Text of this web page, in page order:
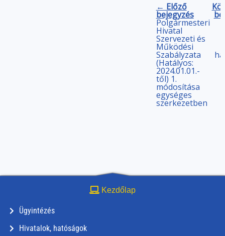
← Előző
bejegyzés
Polgármesteri
Hivatal
Szervezeti és
Működési
Szabályzata
(Hatályos:
2024.01.01.-
től) 1.
módosítása
egységes
szerkezetben
Kezdőlap
Ügyintézés
Hivatalok, hatóságok